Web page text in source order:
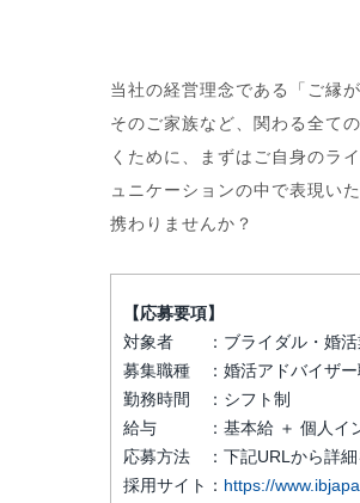
当社の経営理念である「ご縁
そのご家族など、関わる全て
くために、まずはご自身のラ
ュニケーションの中で表現い
携わりませんか？
【応募要項】
対象者 ：ブライダル・婚活
募集職種 ：婚活アドバイザー
勤務時間 ：シフト制
給与 ：基本給 ＋ 個人イン
応募方法 ：下記URLから詳細
採用サイト： https://